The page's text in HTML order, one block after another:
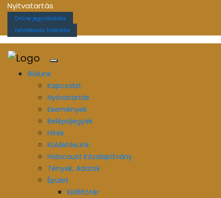
Nyitvatartás
Online jegyvásárlás
Feliratkozás hírlevélre
Rólunk
Kapcsolat
Nyitvatartás
Események
Belépőjegyek
Hírek
Küldetésünk
Holocaust Közalapítvány
Tények, Adatok
Épület
Kiállítótér